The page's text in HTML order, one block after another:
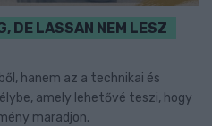
DE LASSAN NEM LESZ
hanem az a technikai és
amely lehetővé teszi, hogy
maradjon.